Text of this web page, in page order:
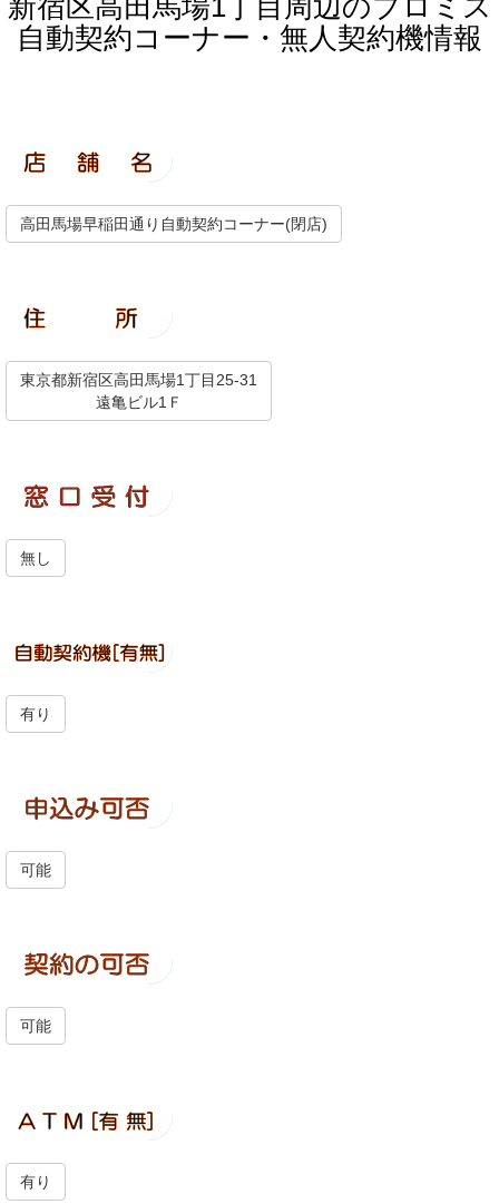
自動契約コーナー・無人契約機情報
高田馬場早稲田通り自動契約コーナー(閉店)
東京都新宿区高田馬場1丁目25-31
遠亀ビル1Ｆ
無し
有り
可能
可能
有り